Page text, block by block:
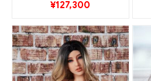
¥127,300